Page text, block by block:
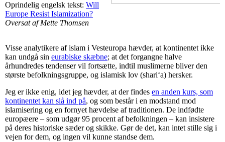
Oprindelig engelsk tekst: Will
Europe Resist Islamization?
Oversat af Mette Thomsen
Visse analytikere af islam i Vesteuropa hævder, at kontinentet ikke
kan undgå sin eurabiske skæbne; at det forgangne halve
århundredes tendenser vil fortsætte, indtil muslimerne bliver den
største befolkningsgruppe, og islamisk lov (shari‘a) hersker.
Jeg er ikke enig, idet jeg hævder, at der findes en anden kurs, som
kontinentet kan slå ind på, og som består i en modstand mod
islamisering og en fornyet hævdelse af traditionen. De indfødte
europæere – som udgør 95 procent af befolkningen – kan insistere
på deres historiske sæder og skikke. Gør de det, kan intet stille sig i
vejen for dem, og ingen vil kunne standse dem.